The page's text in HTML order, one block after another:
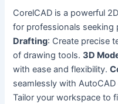
CorelCAD is a powerful
for professionals
Drafting: Create precise
of drawing tools.3D
with ease and flexibility.
seamlessly with
Tailor your workspace to